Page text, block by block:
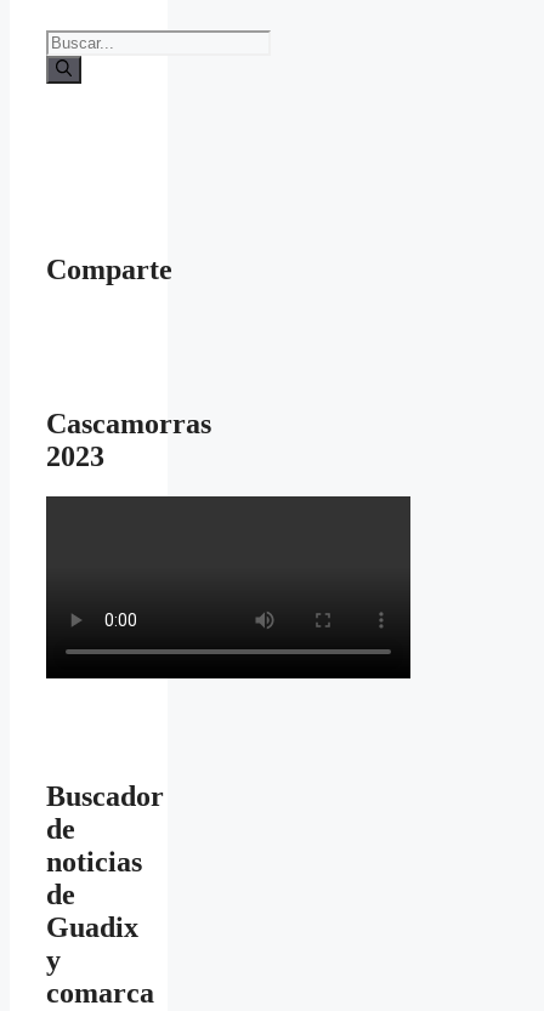
Buscar:
Comparte
Cascamorras
2023
Buscador
de
noticias
de
Guadix
y
comarca